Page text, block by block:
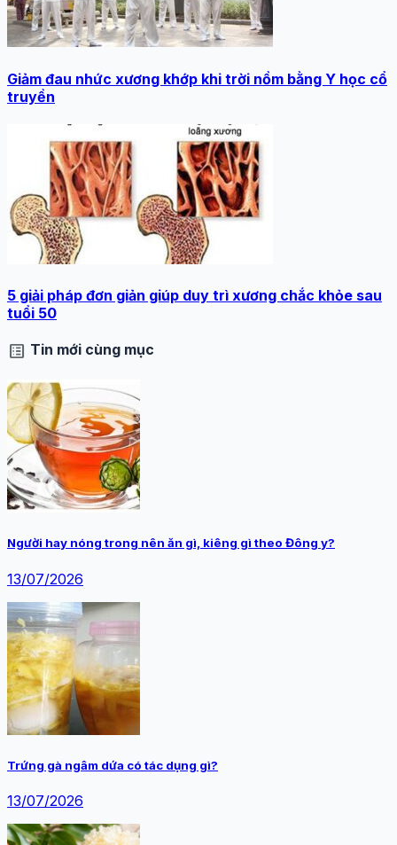
Giảm đau nhức xương khớp khi trời nồm bằng Y học cổ
truyền
5 giải pháp đơn giản giúp duy trì xương chắc khỏe sau
tuổi 50
list_alt Tin mới cùng mục
Người hay nóng trong nên ăn gì, kiêng gì theo Đông y?
13/07/2026
Trứng gà ngâm dứa có tác dụng gì?
13/07/2026